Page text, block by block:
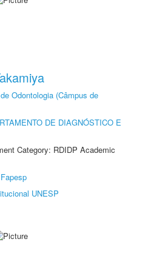
Odontologia (Câmpus de
DE DIAGNÓSTICO E
Category: RDIDP Academic
Fapesp
UNESP